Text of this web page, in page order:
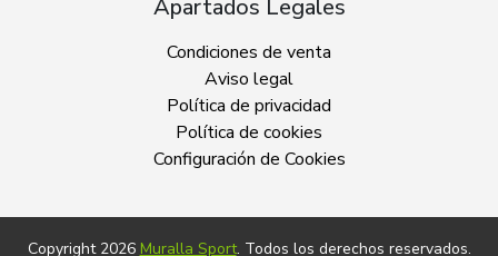
Apartados Legales
Condiciones de venta
Aviso legal
Política de privacidad
Política de cookies
Configuración de Cookies
Copyright 2026 Muralla Sport. Todos los derechos reservados.